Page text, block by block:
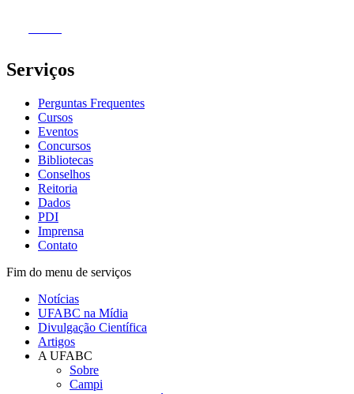
Serviços
Perguntas Frequentes
Cursos
Eventos
Concursos
Bibliotecas
Conselhos
Reitoria
Dados
PDI
Imprensa
Contato
Fim do menu de serviços
Notícias
UFABC na Mídia
Divulgação Científica
Artigos
A UFABC
Sobre
Campi